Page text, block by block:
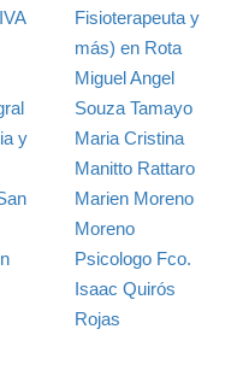
Fisioterapeuta y
más) en Rota
y
Miguel Angel
Souza Tamayo
Maria Cristina
Manitto Rattaro
Marien Moreno
Moreno
Psicologo Fco.
Isaac Quirós
Rojas